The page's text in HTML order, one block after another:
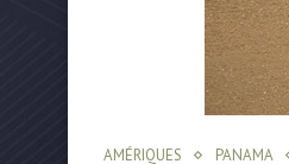
AMÉRIQUES PANAMA